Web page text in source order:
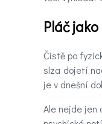
Videa
Pláč
Čistě po
slza dojetí
je v dnešní
Ale nejde jen